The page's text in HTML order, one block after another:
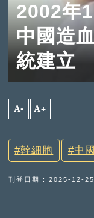
2002年
中國造
統建立
A- A+
幹細胞 中
刊登日期 : 2025-12-25